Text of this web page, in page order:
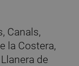
Canals,
la Costera,
de